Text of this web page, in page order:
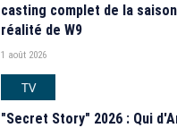
casting complet de la
réalité de W9
1 août 2026
TV
"Secret Story" 2026 : Qui